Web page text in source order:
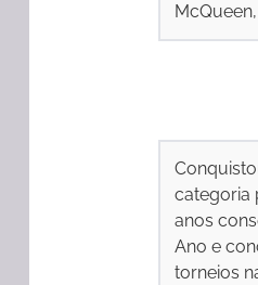
categoria
anos
Ano e
torneios